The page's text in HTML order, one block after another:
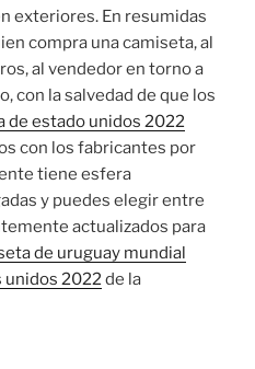
exteriores. En resumidas
compra una camiseta, al
al vendedor en torno a
con la salvedad de que los
de estado unidos 2022
con los fabricantes por
tiene esfera
y puedes elegir entre
actualizados para
de uruguay mundial
unidos 2022de la